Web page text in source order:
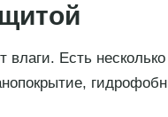
Есть